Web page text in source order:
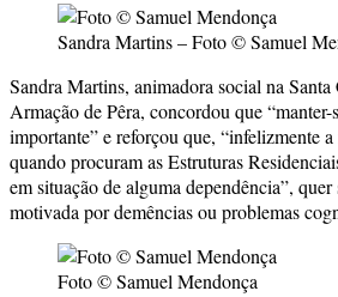
Sandra Martins – Foto © Samuel
Sandra Martins, animadora social na
Armação de Pêra, concordou que
importante” e reforçou que, “infelizmente a
quando procuram as Estruturas
em situação de alguma dependência”,
motivada por demências ou problemas
Foto © Samuel Mendonça